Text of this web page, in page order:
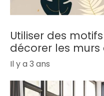
Utiliser des
décorer les
Il y a 3 ans